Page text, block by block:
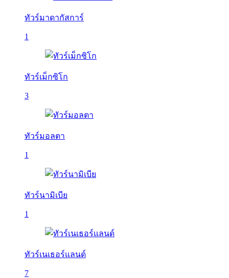
ทัวร์มาดากัสการ์
1
ทัวร์เม็กซิโก
3
ทัวร์มอลตา
1
ทัวร์นามิเบีย
1
ทัวร์เนเธอร์แลนด์
7